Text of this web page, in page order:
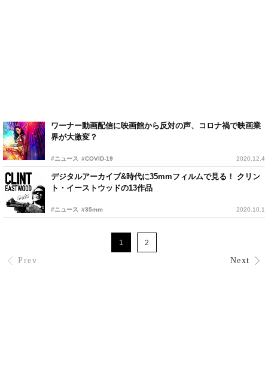
ワーナー動画配信に映画館から反対の声、コロナ禍で映画業
界が大激変？
#ニュース #COVID-19 2020.12.4
デジタルアーカイブ&時代に35mmフィルムで見る！ クリン
ト・イーストウッドの13作品
#ニュース #35mm 2020.10.1
Prev
1 2
Next